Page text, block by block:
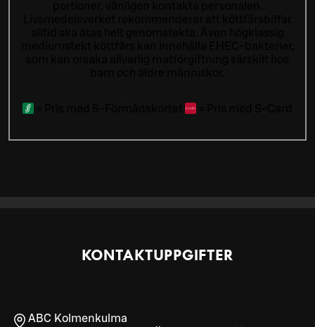
KONTAKTUPPGIFTER
ABC Kolmenkulma